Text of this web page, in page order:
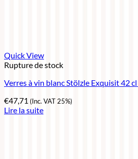
Quick View
Rupture de stock
Verres à vin blanc Stölzle Exquisit 42
€47,71 (Inc. VAT 25%)
Lire la suite